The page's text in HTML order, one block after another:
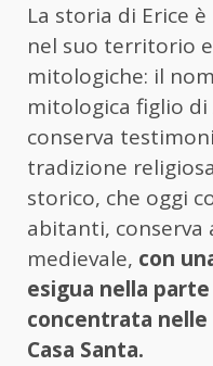
La storia di Erice
nel suo territorio
mitologiche: il
mitologica figlio
conserva
tradizione
storico, che oggi
abitanti, conserva
medievale, con
esigua nella
concentrata nelle
Casa Santa.